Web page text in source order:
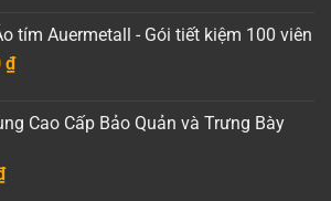
tím Auermetall - Gói tiết kiệm 100 viên
₫
Cao Cấp Bảo Quản và Trưng Bày